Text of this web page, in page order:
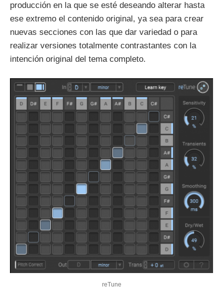
producción en la que se esté deseando alterar hasta
ese extremo el contenido original, ya sea para crear
nuevas secciones con las que dar variedad o para
realizar versiones totalmente contrastantes con la
intención original del tema completo.
reTune